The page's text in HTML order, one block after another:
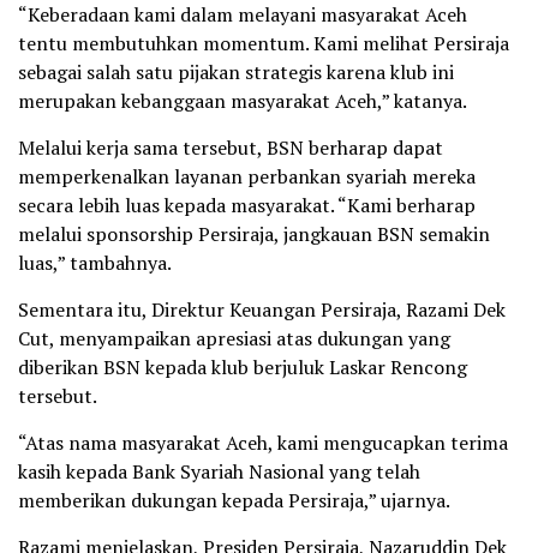
“Keberadaan kami dalam melayani masyarakat Aceh
tentu membutuhkan momentum. Kami melihat Persiraja
sebagai salah satu pijakan strategis karena klub ini
merupakan kebanggaan masyarakat Aceh,” katanya.
Melalui kerja sama tersebut, BSN berharap dapat
memperkenalkan layanan perbankan syariah mereka
secara lebih luas kepada masyarakat. “Kami berharap
melalui sponsorship Persiraja, jangkauan BSN semakin
luas,” tambahnya.
Sementara itu, Direktur Keuangan Persiraja, Razami Dek
Cut, menyampaikan apresiasi atas dukungan yang
diberikan BSN kepada klub berjuluk Laskar Rencong
tersebut.
“Atas nama masyarakat Aceh, kami mengucapkan terima
kasih kepada Bank Syariah Nasional yang telah
memberikan dukungan kepada Persiraja,” ujarnya.
Razami menjelaskan, Presiden Persiraja, Nazaruddin Dek